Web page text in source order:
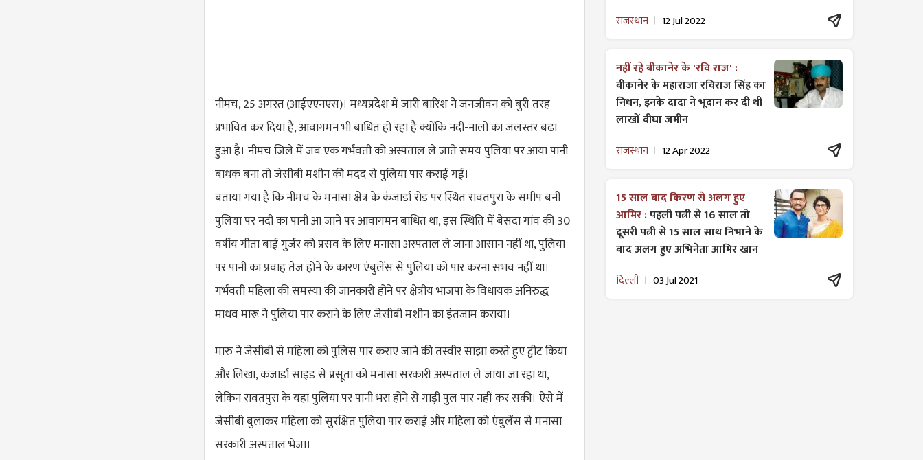
नीमच, 25 अगस्त (आईएएनएस)। मध्यप्रदेश में जारी बारिश ने जनजीवन को बुरी तरह
प्रभावित कर दिया है, आवागमन भी बाधित हो रहा है क्योंकि नदी-नालों का जलस्तर बढ़ा
हुआ है। नीमच जिले में जब एक गर्भवती को अस्पताल ले जाते समय पुलिया पर आया पानी
बाधक बना तो जेसीबी मशीन की मदद से पुलिया पार कराई गई।
बताया गया है कि नीमच के मनासा क्षेत्र के कंजार्डा रोड पर स्थित रावतपुरा के समीप बनी
पुलिया पर नदी का पानी आ जाने पर आवागमन बाधित था, इस स्थिति में बेसदा गांव की 30
वर्षीय गीता बाई गुर्जर को प्रसव के लिए मनासा अस्पताल ले जाना आसान नहीं था, पुलिया
पर पानी का प्रवाह तेज होने के कारण एंबुलेंस से पुलिया को पार करना संभव नहीं था।
गर्भवती महिला की समस्या की जानकारी होने पर क्षेत्रीय भाजपा के विधायक अनिरुद्ध
माधव मारू ने पुलिया पार कराने के लिए जेसीबी मशीन का इंतजाम कराया।
मारु ने जेसीबी से महिला को पुलिस पार कराए जाने की तस्वीर साझा करते हुए ट्वीट किया
और लिखा, कंजार्डा साइड से प्रसूता को मनासा सरकारी अस्पताल ले जाया जा रहा था,
लेकिन रावतपुरा के यहा पुलिया पर पानी भरा होने से गाड़ी पुल पार नहीं कर सकी। ऐसे में
जेसीबी बुलाकर महिला को सुरक्षित पुलिया पार कराई और महिला को एंबुलेंस से मनासा
सरकारी अस्पताल भेजा।
राजस्थान 12 Jul 2022
नहीं रहे बीकानेर के 'रवि राज' :
बीकानेर के महाराजा रविराज सिंह का
निधन, इनके दादा ने भूदान कर दी थी
लाखों बीघा जमीन
राजस्थान 12 Apr 2022
15 साल बाद किरण से अलग हुए
आमिर :पहली पत्नी से 16 साल तो
दूसरी पत्नी से 15 साल साथ निभाने के
बाद अलग हुए अभिनेता आमिर खान
दिल्ली 03 Jul 2021